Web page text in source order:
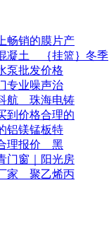
畅销的膜片产
凝土 ｛挂篮｝冬季
泵批发价格
专业噪声治
航＿珠海电铸
到价格合理的
铝镁锰板特
理报价 黑
门窗｜阳光房
家＿聚乙烯丙